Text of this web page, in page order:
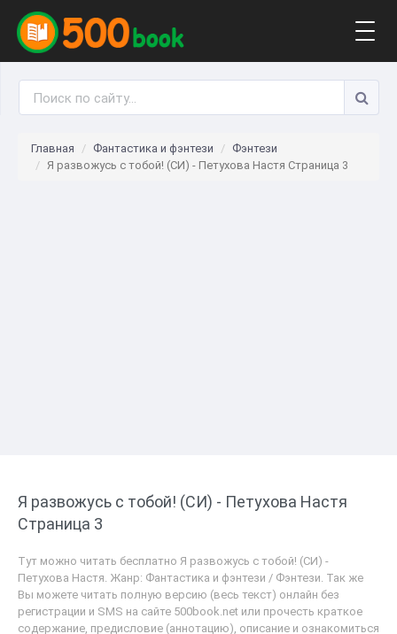
Главная Фантастика и фэнтези
Фэнтези
Я развожусь с тобой! (СИ) - Петухова Настя Страница 3
Я развожусь с тобой! (СИ) - Петухова Настя
Страница 3
Тут можно читать бесплатно Я развожусь с тобой! (СИ) -
Петухова Настя. Жанр: Фантастика и фэнтези / Фэнтези. Так же
Вы можете читать полную версию (весь текст) онлайн без
регистрации и SMS на сайте 500book.net или прочесть краткое
содержание, предисловие (аннотацию), описание и ознакомиться